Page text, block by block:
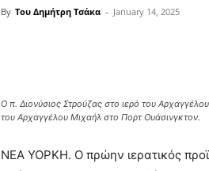
By Του Δημήτρη Τσάκα - January 14, 2025
Ο π. Διονύσιος Στρούζας στο ιερό του
του Αρχαγγέλου Μιχαήλ στο Πορτ Ουάσινγκτον.
ΝΕΑ ΥΟΡΚΗ. Ο πρώην ιερατικός